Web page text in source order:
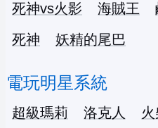
死神vs火影
海賊王
死神
妖精的尾巴
電玩明星系統
超級瑪莉 洛克人 火